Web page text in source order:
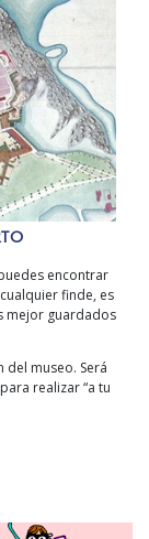
encontrar
finde, es
mejor guardados
museo. Será
realizar “a tu